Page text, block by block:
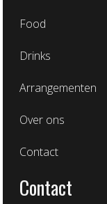
Food
Drinks
Arrangementen
Over ons
Contact
Contact